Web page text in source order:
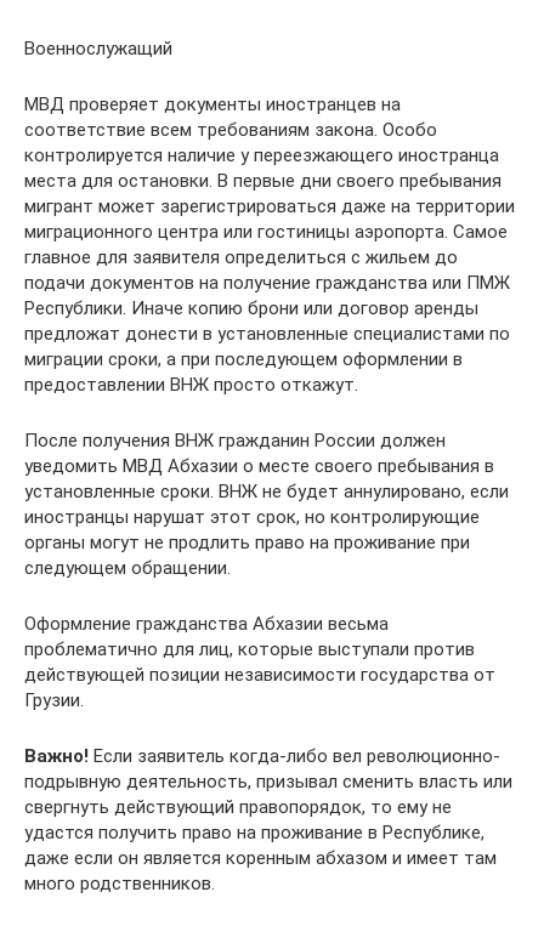
Военнослужащий
МВД проверяет документы иностранцев на
соответствие всем требованиям закона. Особо
контролируется наличие у переезжающего иностранца
места для остановки. В первые дни своего пребывания
мигрант может зарегистрироваться даже на территории
миграционного центра или гостиницы аэропорта. Самое
главное для заявителя определиться с жильем до
подачи документов на получение гражданства или ПМЖ
Республики. Иначе копию брони или договор аренды
предложат донести в установленные специалистами по
миграции сроки, а при последующем оформлении в
предоставлении ВНЖ просто откажут.
После получения ВНЖ гражданин России должен
уведомить МВД Абхазии о месте своего пребывания в
установленные сроки. ВНЖ не будет аннулировано, если
иностранцы нарушат этот срок, но контролирующие
органы могут не продлить право на проживание при
следующем обращении.
Оформление гражданства Абхазии весьма
проблематично для лиц, которые выступали против
действующей позиции независимости государства от
Грузии.
Важно! Если заявитель когда-либо вел революционно-
подрывную деятельность, призывал сменить власть или
свергнуть действующий правопорядок, то ему не
удастся получить право на проживание в Республике,
даже если он является коренным абхазом и имеет там
много родственников.